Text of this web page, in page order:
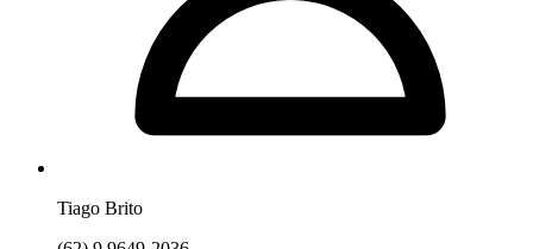
Tiago Brito